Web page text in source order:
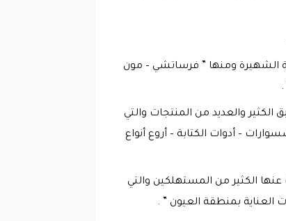
الشهيرة ومنها ” فرساتشي – مون
والعديد من المنتجات والتي
– أدوات الكتابة – أروع أنواع
الكثير من المستهلكين والتي
العناية بمنطقة العيون ” .